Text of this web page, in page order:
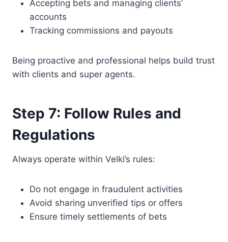
Accepting bets and managing clients’
accounts
Tracking commissions and payouts
Being proactive and professional helps build trust
with clients and super agents.
Step 7: Follow Rules and
Regulations
Always operate within Velki’s rules:
Do not engage in fraudulent activities
Avoid sharing unverified tips or offers
Ensure timely settlements of bets